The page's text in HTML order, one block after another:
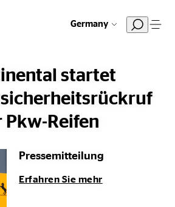
Germany
startet
Pkw-Reifen
Pressemitteilung
Erfahren Sie mehr